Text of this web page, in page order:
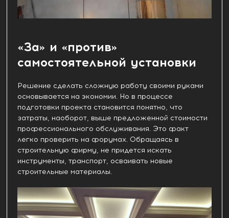
«За» и «против»
самостоятельной установки
Решение сделать сложную работу своими руками
основывается на экономии. Но в процессе
подготовки проекта становится понятно, что
затраты, наоборот, выше предложенной стоимости
профессионального обслуживания. Это факт
легко проверить на форумах. Обращаясь в
строительную фирму, не придется искать
инструменты, транспорт, осваивать новые
строительные материалы.